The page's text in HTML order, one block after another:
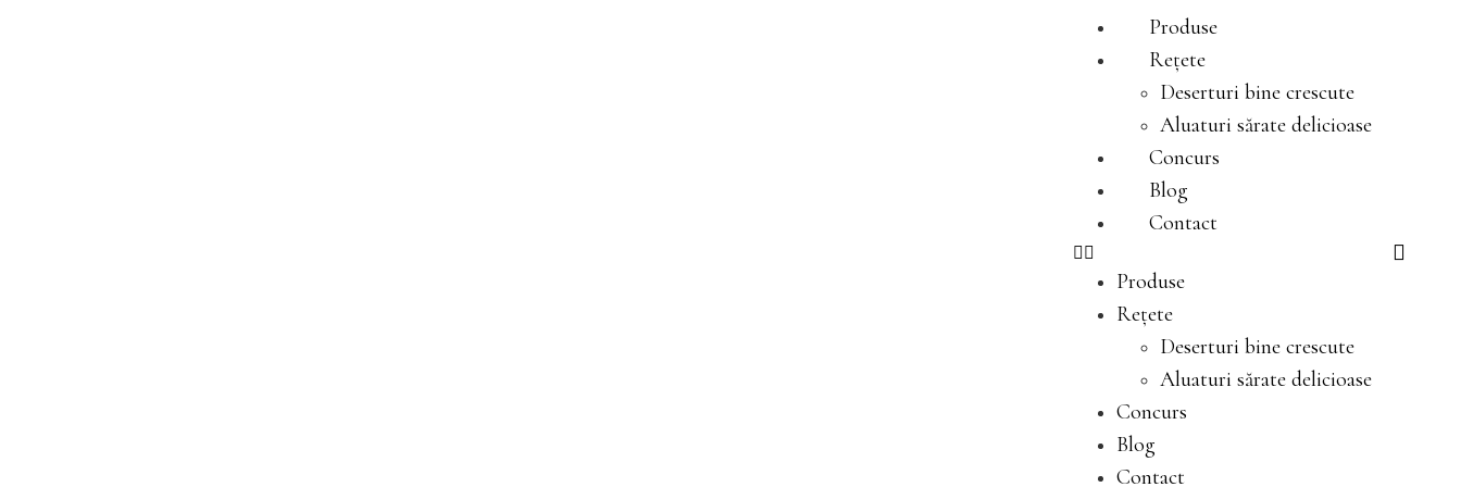
Produse
Rețete
Deserturi bine crescute
Aluaturi sărate delicioase
Concurs
Blog
Contact
Produse
Rețete
Deserturi bine crescute
Aluaturi sărate delicioase
Concurs
Blog
Contact